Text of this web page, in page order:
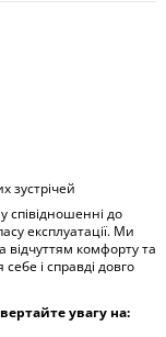
зустрічей
співідношенні до
експлуатації. Ми
відчуттям комфорту та
і справді довго
увагу на: